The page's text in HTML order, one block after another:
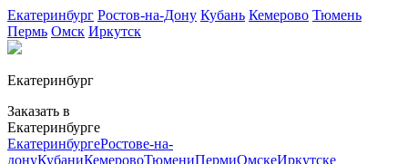
Екатеринбург Ростов-на-Дону Кубань Кемерово Тюмень
Пермь Омск Иркутск
Екатеринбург
Заказать в
Екатеринбурге
ЕкатеринбургеРостове-на-
донуКубаниКемеровоТюмениПермиОмскеИркутске